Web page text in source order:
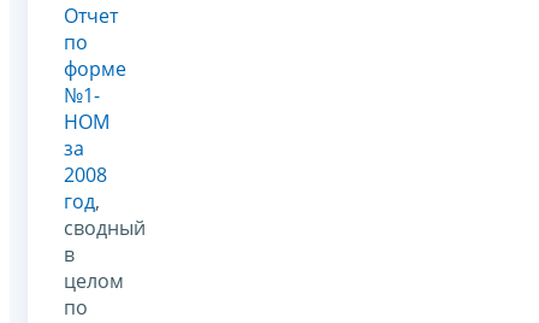
Отчет
по
форме
№1-
НОМ
за
2008
год,
сводный
в
целом
по